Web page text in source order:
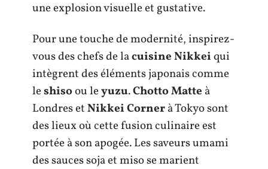
une explosion visuelle et gustative.
Pour une touche de modernité, inspirez-
vous des chefs de lacuisine Nikkeiqui
intègrent des éléments japonais comme
leshisoou leyuzu.Chotto Matte à
Londres etNikkei Cornerà Tokyo sont
des lieux où cette fusion culinaire est
portée à son apogée. Les saveurs umami
des sauces soja et miso se marient